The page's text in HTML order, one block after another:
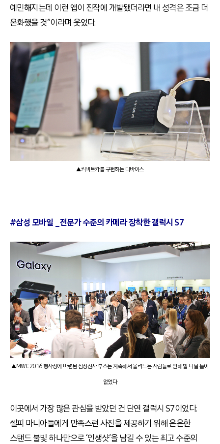
예민해지는데 이런 앱이 진작에 개발됐더라면 내 성격은 조금 더
온화했을 것”이라며 웃었다.
▲커넥트카를 구현하는 디바이스
#삼성 모바일 _전문가 수준의 카메라 장착한 갤럭시 S7
▲MWC 2016 행사장에 마련된 삼성전자 부스는 계속해서 몰려드는 사람들로 인해 발 디딜 틈이
없었다
이곳에서 가장 많은 관심을 받았던 건 단연 갤럭시 S7이었다.
셀피 마니아들에게 만족스런 사진을 제공하기 위해 은은한
스탠드 불빛 하나만으로 ‘인생샷’을 남길 수 있는 최고 수준의